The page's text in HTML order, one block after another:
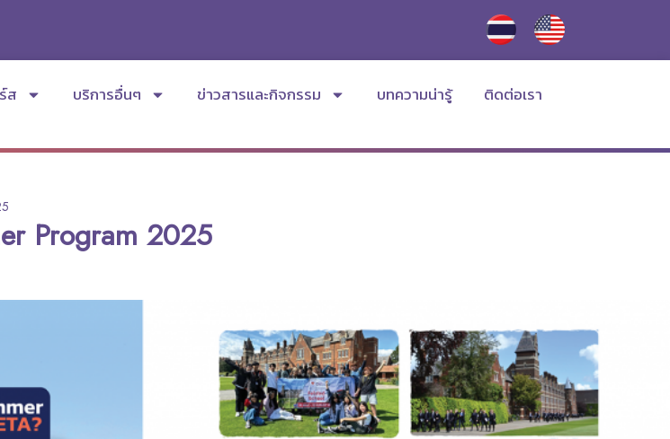
ส บริการอื่นๆ ข่าวสารและกิจกรรม บทความน่ารู้ ติดต่อเรา
Program 2025